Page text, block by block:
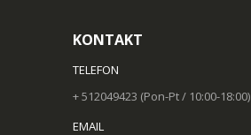
KONTAKT
TELEFON
+ 512049423 (Pon-Pt / 10:00-18:00)
EMAIL